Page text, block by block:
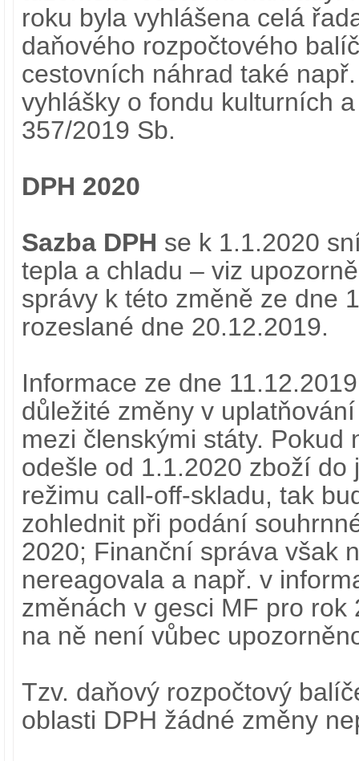
roku byla vyhlášena celá
daňového rozpočtového
cestovních náhrad také
vyhlášky o fondu kulturních
357/2019 Sb.
DPH 2020
Sazba DPH se k 1.1.2020
tepla a chladu – viz
správy k této změně ze dne
rozeslané dne 20.12.2019.
Informace ze dne
důležité změny v
mezi členskými státy. Pokud
odešle od 1.1.2020 zboží do
režimu call-off-skladu, tak
zohlednit při podání
2020; Finanční správa však
nereagovala a např. v
změnách v gesci MF pro
na ně není vůbec
Tzv. daňový rozpočtový
oblasti DPH žádné změny